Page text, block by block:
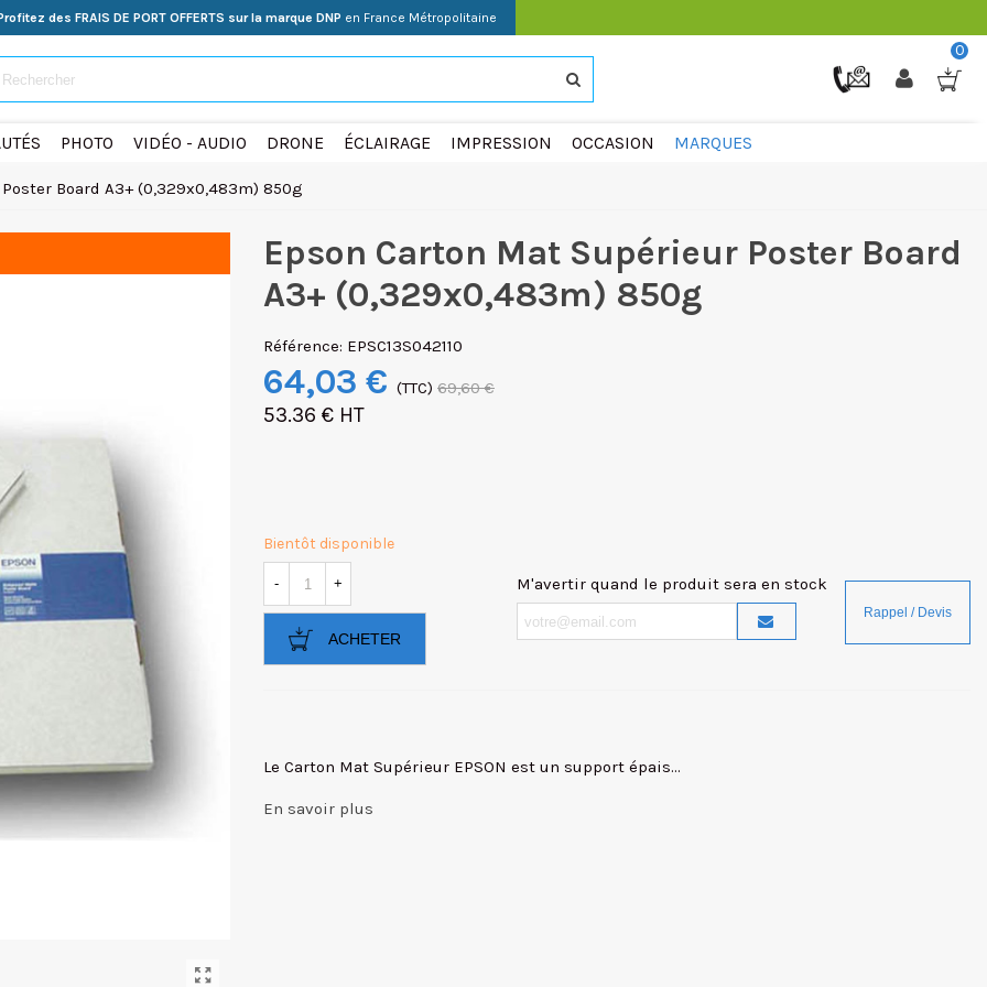
des FRAIS DE PORT OFFERTS sur la marque DNP en France Métropolitaine
0
PHOTO VIDÉO - AUDIO DRONE ÉCLAIRAGE IMPRESSION OCCASION MARQUES
Board A3+ (0,329x0,483m) 850g
Epson Carton Mat Supérieur Poster Board
A3+ (0,329x0,483m) 850g
Référence: EPSC13S042110
64,03 € (TTC) 69,60 €
53.36 € HT
Bientôt disponible
- +
ACHETER
M'avertir quand le produit sera en stock
Le Carton Mat Supérieur EPSON est un support épais...
En savoir plus